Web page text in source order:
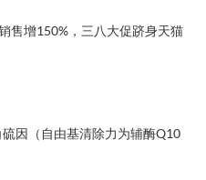
售增150%，三八大促跻身天猫
因（自由基清除力为辅酶Q10